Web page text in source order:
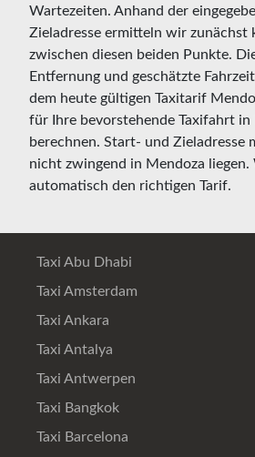
Wartezeiten. Anhand der
Zieladresse ermitteln wir zunächst
zwischen diesen beiden Punkte.
Entfernung und geschätzte
dem heute gültigen Taxitarif
für Ihre bevorstehende Taxifahrt in
berechnen. Start- und Zieladresse
nicht zwingend in Mendoza
automatisch den richtigen Tarif.
Taxi Abu Dhabi
Taxi Amsterdam
Taxi Ankara
Taxi Antalya
Taxi Antwerpen
Taxi Bangkok
Taxi Barcelona